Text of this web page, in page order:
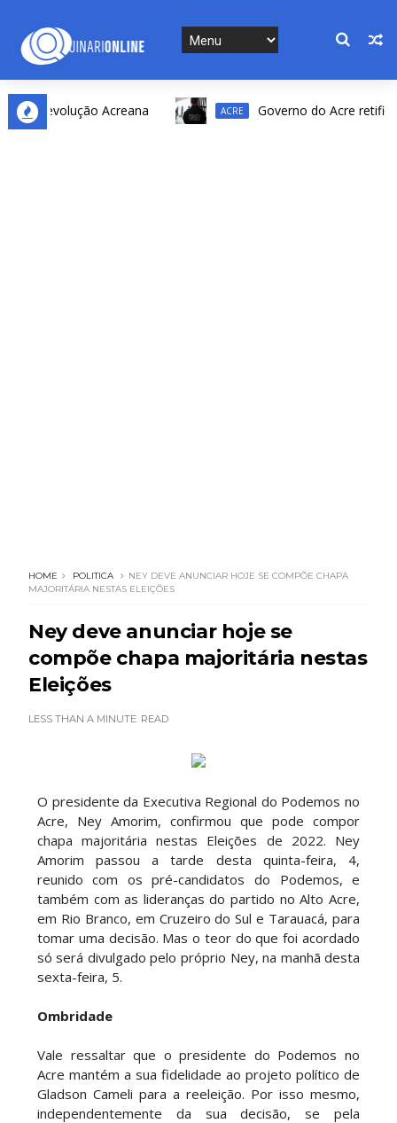
Revolução Acreana ACRE Governo do Acre retifica
HOME POLITICA
NEY DEVE ANUNCIAR HOJE SE COMPÕE CHAPA
MAJORITÁRIA NESTAS ELEIÇÕES
Ney deve anunciar hoje se
compõe chapa majoritária nestas
Eleições
LESS THAN A MINUTE READ
O presidente da Executiva Regional do Podemos no
Acre, Ney Amorim, confirmou que pode compor
chapa majoritária nestas Eleições de 2022. Ney
Amorim passou a tarde desta quinta-feira, 4,
reunido com os pré-candidatos do Podemos, e
também com as lideranças do partido no Alto Acre,
em Rio Branco, em Cruzeiro do Sul e Tarauacá, para
tomar uma decisão. Mas o teor do que foi acordado
só será divulgado pelo próprio Ney, na manhã desta
sexta-feira, 5.
Ombridade
Vale ressaltar que o presidente do Podemos no
Acre mantém a sua fidelidade ao projeto político de
Gladson Cameli para a reeleição. Por isso mesmo,
independentemente da sua decisão, se pela